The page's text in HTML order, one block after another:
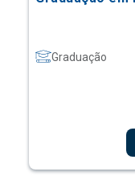
Graduação